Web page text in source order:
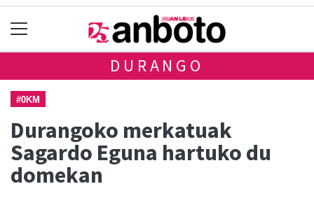
DURANGO
#0KM
Durangoko merkatuak
Sagardo Eguna hartuko du
domekan